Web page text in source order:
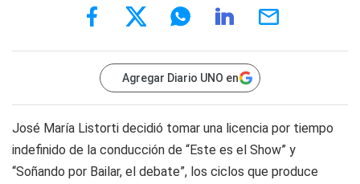
Agregar Diario UNO en
José María Listorti decidió tomar una licencia por tiempo
indefinido de la conducción de “Este es el Show” y
“Soñando por Bailar, el debate”, los ciclos que produce